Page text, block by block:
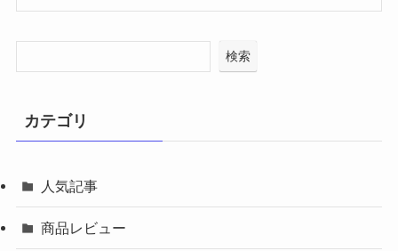
検索
カテゴリ
人気記事
商品レビュー